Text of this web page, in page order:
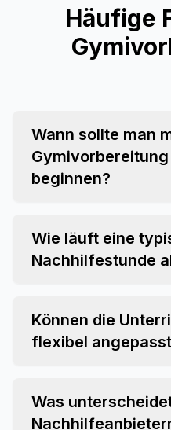
Häufige
Wann sollte man
beginnen?
Wie läuft eine
Nachhilfestunde
Können die
flexibel
Was